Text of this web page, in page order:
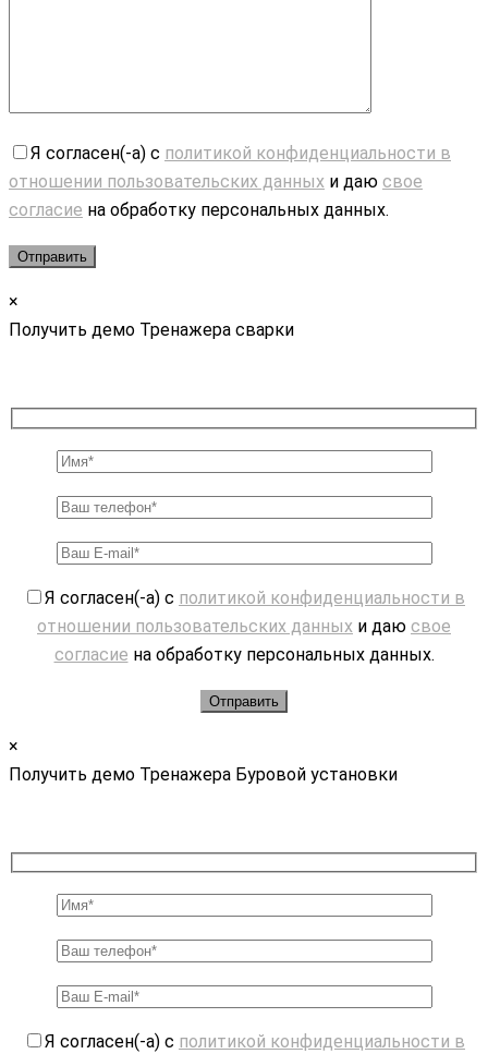
Я согласен(-а) с политикой конфиденциальности в
отношении пользовательских данных и даю свое
согласие на обработку персональных данных.
×
Получить демо Тренажера сварки
Я согласен(-а) с политикой конфиденциальности в
отношении пользовательских данных и даю свое
согласие на обработку персональных данных.
×
Получить демо Тренажера Буровой установки
Я согласен(-а) с политикой конфиденциальности в